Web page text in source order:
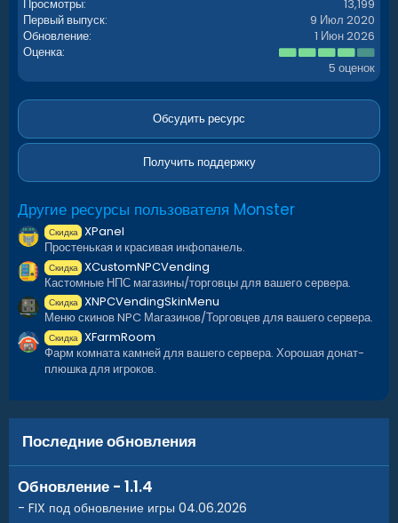
Просмотры
13,199
Первый выпуск
9 Июл 2020
Обновление
1 Июн 2026
Оценка
4
.
2
з
ё
з
5 оценок
Обсудить ресурс
Получить поддержку
Другие ресурсы пользователя Monster
Скидка XPanel
Простенькая и красивая инфопанель.
Скидка XCustomNPCVending
Кастомные НПС магазины/торговцы для вашего сервера.
Скидка XNPCVendingSkinMenu
Меню скинов NPC Магазинов/Торговцев для вашего сервера.
Скидка XFarmRoom
Фарм комната камней для вашего сервера. Хорошая донат-
плюшка для игроков.
Последние обновления
Обновление - 1.1.4
- FIX под обновление игры 04.06.2026